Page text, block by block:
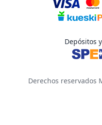
Depósitos
Derechos reservados